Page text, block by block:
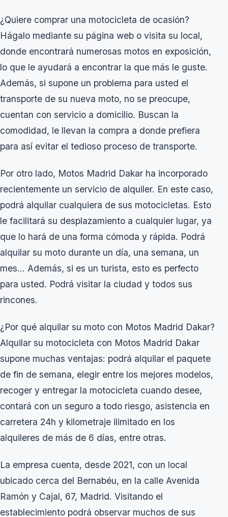
¿Quiere comprar una motocicleta de ocasión?
Hágalo mediante su página web o visita su local,
donde encontrará numerosas motos en exposición,
lo que le ayudará a encontrar la que más le guste.
Además, si supone un problema para usted el
transporte de su nueva moto, no se preocupe,
cuentan con servicio a domicilio. Buscan la
comodidad, le llevan la compra a donde prefiera
para así evitar el tedioso proceso de transporte.
Por otro lado, Motos Madrid Dakar ha incorporado
recientemente un servicio de alquiler. En este caso,
podrá alquilar cualquiera de sus motocicletas. Esto
le facilitará su desplazamiento a cualquier lugar, ya
que lo hará de una forma cómoda y rápida. Podrá
alquilar su moto durante un día, una semana, un
mes… Además, si es un turista, esto es perfecto
para usted. Podrá visitar la ciudad y todos sus
rincones.
¿Por qué alquilar su moto con Motos Madrid Dakar?
Alquilar su motocicleta con Motos Madrid Dakar
supone muchas ventajas: podrá alquilar el paquete
de fin de semana, elegir entre los mejores modelos,
recoger y entregar la motocicleta cuando desee,
contará con un seguro a todo riesgo, asistencia en
carretera 24h y kilometraje ilimitado en los
alquileres de más de 6 días, entre otras.
La empresa cuenta, desde 2021, con un local
ubicado cerca del Bernabéu, en la calle Avenida
Ramón y Cajal, 67, Madrid. Visitando el
establecimiento podrá observar muchos de sus